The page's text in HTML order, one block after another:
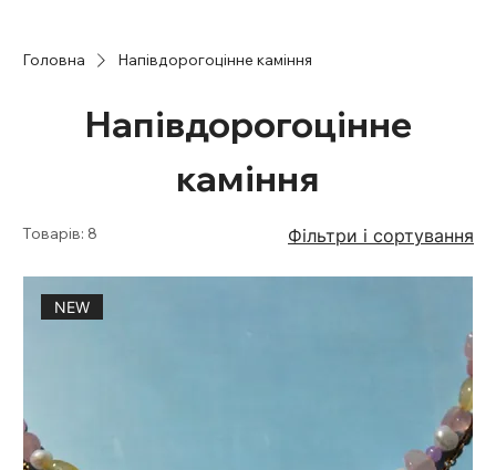
Головна Напівдорогоцінне каміння
Напівдорогоцінне
каміння
Товарів: 8 Фільтри і сортування
NEW